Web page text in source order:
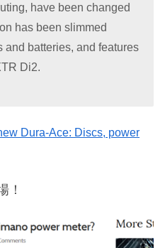
have been changed
has been slimmed
and batteries, and features
Di2.
Dura-Ace: Discs, power
！